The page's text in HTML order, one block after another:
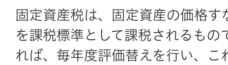
固定資産税は、固定資産の価格す
を課税標準として課税されるもの
れば、毎年度評価替えを行い、こ